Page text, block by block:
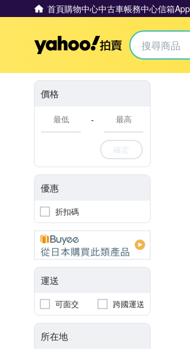
首頁購物中心中古車帳務中心信箱
Yahoo拍賣
價格
-
確定
優惠
折扣碼
運送
可面交 跨國運送
所在地